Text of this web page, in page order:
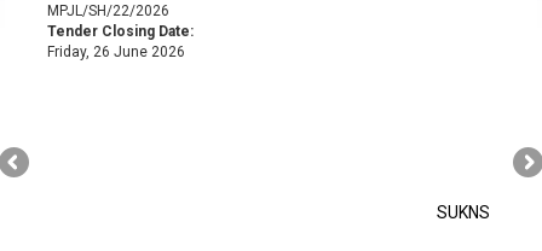
MPJL/SH/22/2026
Tender Closing Date:
Friday, 26 June 2026
SUKNS